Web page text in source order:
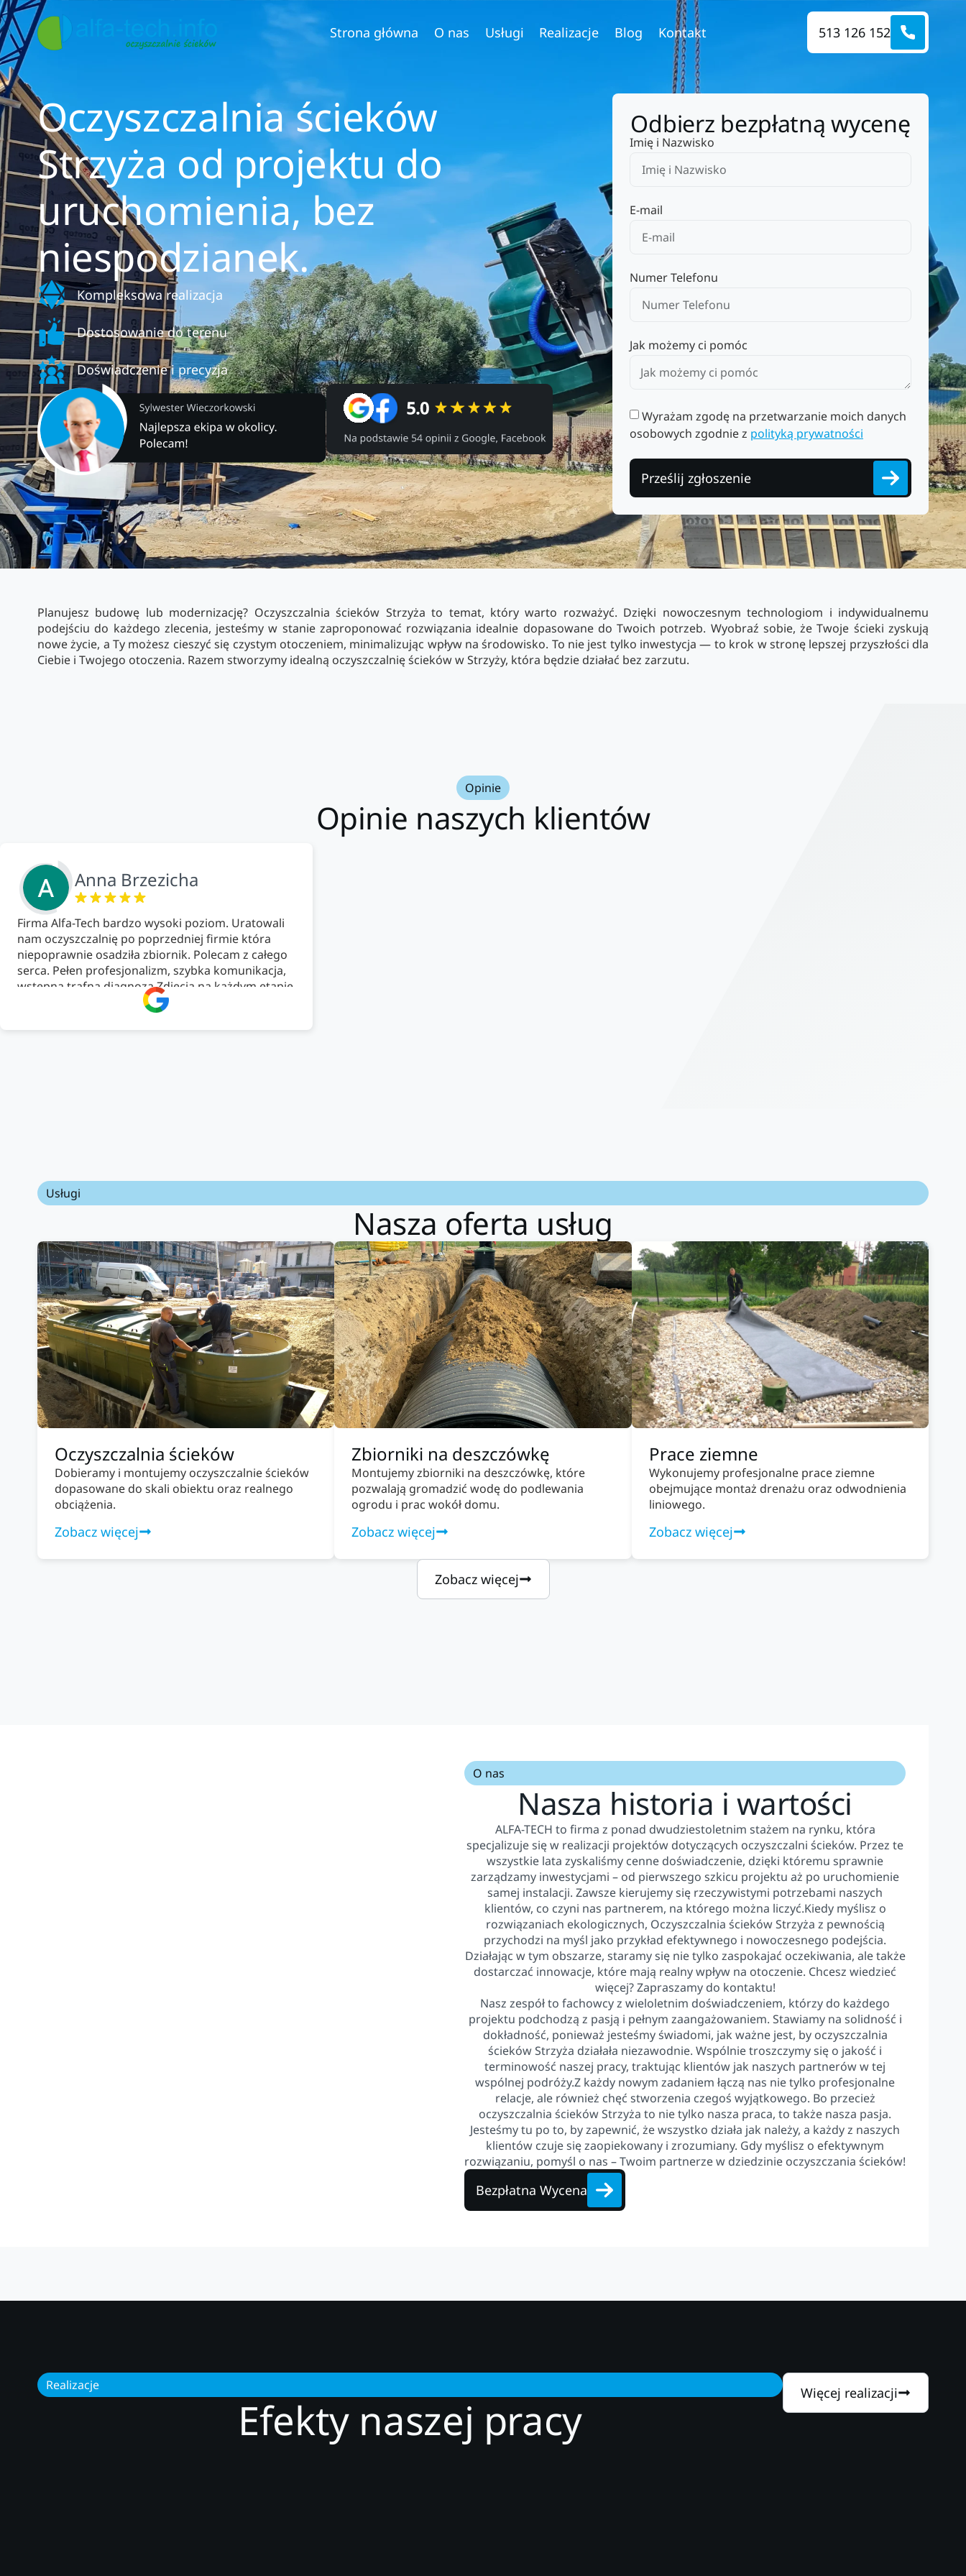
Strona główna O nas Usługi Realizacje Blog Kontakt 513 126 152
Oczyszczalnia ścieków
Strzyża od projektu do
uruchomienia, bez
niespodzianek.
Kompleksowa realizacja
Dostosowanie do terenu
Doświadczenie i precyzja
Odbierz bezpłatną wycenę
Imię i Nazwisko
E-mail
Numer Telefonu
Jak możemy ci pomóc
Wyrażam zgodę na przetwarzanie moich danych
osobowych zgodnie z polityką prywatności
Prześlij zgłoszenie
Planujesz budowę lub modernizację? Oczyszczalnia ścieków Strzyża to temat, który warto rozważyć. Dzięki nowoczesnym technologiom i indywidualnemu
podejściu do każdego zlecenia, jesteśmy w stanie zaproponować rozwiązania idealnie dopasowane do Twoich potrzeb. Wyobraź sobie, że Twoje ścieki zyskują
nowe życie, a Ty możesz cieszyć się czystym otoczeniem, minimalizując wpływ na środowisko. To nie jest tylko inwestycja — to krok w stronę lepszej przyszłości dla
Ciebie i Twojego otoczenia. Razem stworzymy idealną oczyszczalnię ścieków w Strzyży, która będzie działać bez zarzutu.
Opinie
Opinie naszych klientów
Anna Brzezicha
Firma Alfa-Tech bardzo wysoki poziom. Uratowali
nam oczyszczalnię po poprzedniej firmie która
niepoprawnie osadziła zbiornik. Polecam z całego
serca. Pełen profesjonalizm, szybka komunikacja,
wstępna trafna diagnoza.Zdjęcia na każdym etapie
pracy, pełne doradztwo.Dobrze wyszkoleni i
znający się na rzeczy. Podsumowując ekipa na
wysokim poziomie, rzetelna. Bardzo dobre
Usługi
Nasza oferta usług
Oczyszczalnia ścieków
Dobieramy i montujemy oczyszczalnie ścieków
dopasowane do skali obiektu oraz realnego
obciążenia.
Zobacz więcej
Zbiorniki na deszczówkę
Montujemy zbiorniki na deszczówkę, które
pozwalają gromadzić wodę do podlewania
ogrodu i prac wokół domu.
Zobacz więcej
Prace ziemne
Wykonujemy profesjonalne prace ziemne
obejmujące montaż drenażu oraz odwodnienia
liniowego.
Zobacz więcej
Zobacz więcej
O nas
Nasza historia i wartości
ALFA-TECH to firma z ponad dwudziestoletnim stażem na rynku, która
specjalizuje się w realizacji projektów dotyczących oczyszczalni ścieków. Przez te
wszystkie lata zyskaliśmy cenne doświadczenie, dzięki któremu sprawnie
zarządzamy inwestycjami – od pierwszego szkicu projektu aż po uruchomienie
samej instalacji. Zawsze kierujemy się rzeczywistymi potrzebami naszych
klientów, co czyni nas partnerem, na którego można liczyć.Kiedy myślisz o
rozwiązaniach ekologicznych, Oczyszczalnia ścieków Strzyża z pewnością
przychodzi na myśl jako przykład efektywnego i nowoczesnego podejścia.
Działając w tym obszarze, staramy się nie tylko zaspokajać oczekiwania, ale także
dostarczać innowacje, które mają realny wpływ na otoczenie. Chcesz wiedzieć
więcej? Zapraszamy do kontaktu!
Nasz zespół to fachowcy z wieloletnim doświadczeniem, którzy do każdego
projektu podchodzą z pasją i pełnym zaangażowaniem. Stawiamy na solidność i
dokładność, ponieważ jesteśmy świadomi, jak ważne jest, by oczyszczalnia
ścieków Strzyża działała niezawodnie. Wspólnie troszczymy się o jakość i
terminowość naszej pracy, traktując klientów jak naszych partnerów w tej
wspólnej podróży.Z każdy nowym zadaniem łączą nas nie tylko profesjonalne
relacje, ale również chęć stworzenia czegoś wyjątkowego. Bo przecież
oczyszczalnia ścieków Strzyża to nie tylko nasza praca, to także nasza pasja.
Jesteśmy tu po to, by zapewnić, że wszystko działa jak należy, a każdy z naszych
klientów czuje się zaopiekowany i zrozumiany. Gdy myślisz o efektywnym
rozwiązaniu, pomyśl o nas – Twoim partnerze w dziedzinie oczyszczania ścieków!
Bezpłatna Wycena
Realizacje
Efekty naszej pracy
Więcej realizacji